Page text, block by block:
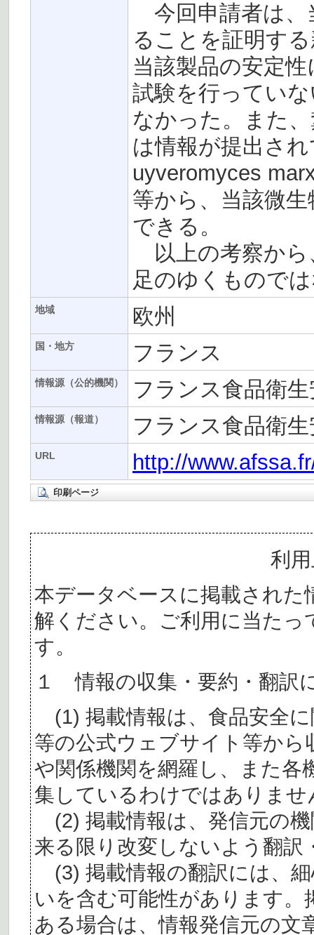
今回申請者は、
ることを証明す
当該製品の安定
試験を行ってい
なかった。また
は情報が提出さ
uyveromyces
等から、当該微
できる。
以上の考察から
足のゆくもので
地域 欧州
国・地方 フランス
情報源（公的機関） フランス食品衛
情報源（報道） フランス食品衛
URL http://
印刷ページ
利
本データベースに掲載された
解ください。ご利用に当た
す。
１ 情報の収集・要約・翻訳
(1) 掲載情報は、食品安全
等の公式ウェブサイト等か
や関係機関を網羅し、また各
集しているわけではありませ
(2) 掲載情報は、発信元の
来る限り改変しないよう翻訳
(3) 掲載情報の翻訳には、
いを含む可能性があります。
ある場合は、情報発信元の文